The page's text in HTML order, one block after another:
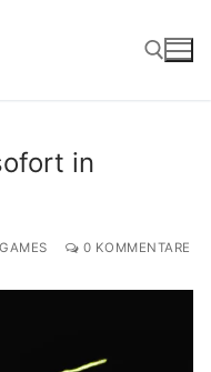
in
GAMES 0 KOMMENTARE